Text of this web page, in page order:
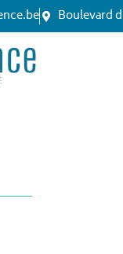
Boulevard